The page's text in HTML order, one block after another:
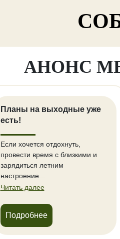
АНОНС
Планы на выходные уже
есть!
Если хочется отдохнуть,
провести время с близкими и
зарядиться летним
настроение...
Читать далее
Подробнее